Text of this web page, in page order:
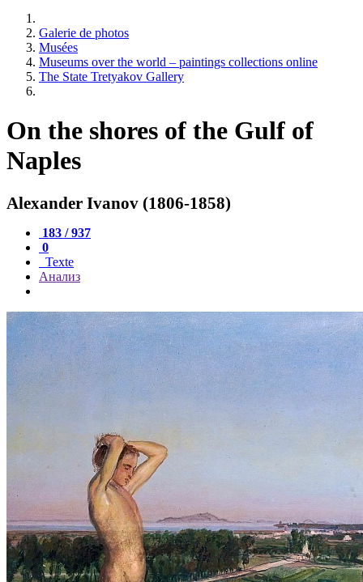
Galerie de photos
Musées
Museums over the world – paintings collections online
The State Tretyakov Gallery
On the shores of the Gulf of
Naples
Alexander Ivanov (1806-1858)
183 / 937
0
Texte
Анализ